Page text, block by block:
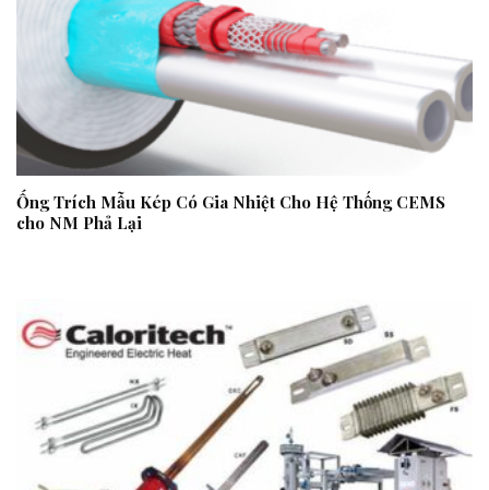
Ống Trích Mẫu Kép Có Gia Nhiệt Cho Hệ Thống CEMS
cho NM Phả Lại